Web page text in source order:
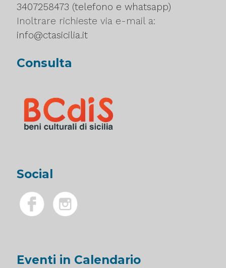
3407258473 (telefono e whatsapp)
Inoltrare richieste via e-mail a:
info@ctasicilia.it
Consulta
Social
Eventi in Calendario